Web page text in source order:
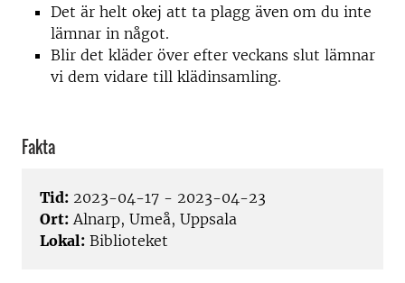
Det är helt okej att ta plagg även om du inte
lämnar in något.
Blir det kläder över efter veckans slut lämnar
vi dem vidare till klädinsamling.
Fakta
Tid: 2023-04-17 - 2023-04-23
Ort: Alnarp, Umeå, Uppsala
Lokal: Biblioteket